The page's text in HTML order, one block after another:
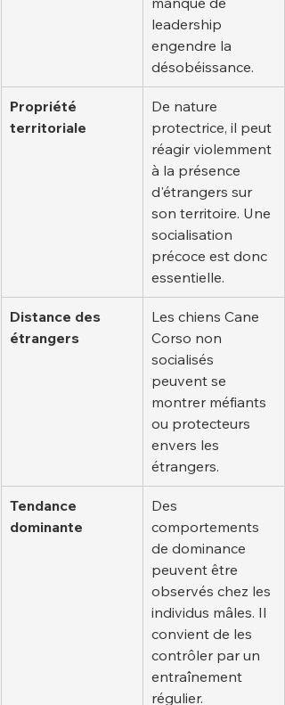
leadership
engendre la
désobéissance.
Propriété
territoriale
De nature
protectrice, il peut
réagir violemment
à la présence
d'étrangers sur
son territoire. Une
socialisation
précoce est donc
essentielle.
Distance des
étrangers
Les chiens Cane
Corso non
socialisés
peuvent se
montrer méfiants
ou protecteurs
envers les
étrangers.
Tendance
dominante
Des
comportements
de dominance
peuvent être
observés chez les
individus mâles. Il
convient de les
contrôler par un
entraînement
régulier.